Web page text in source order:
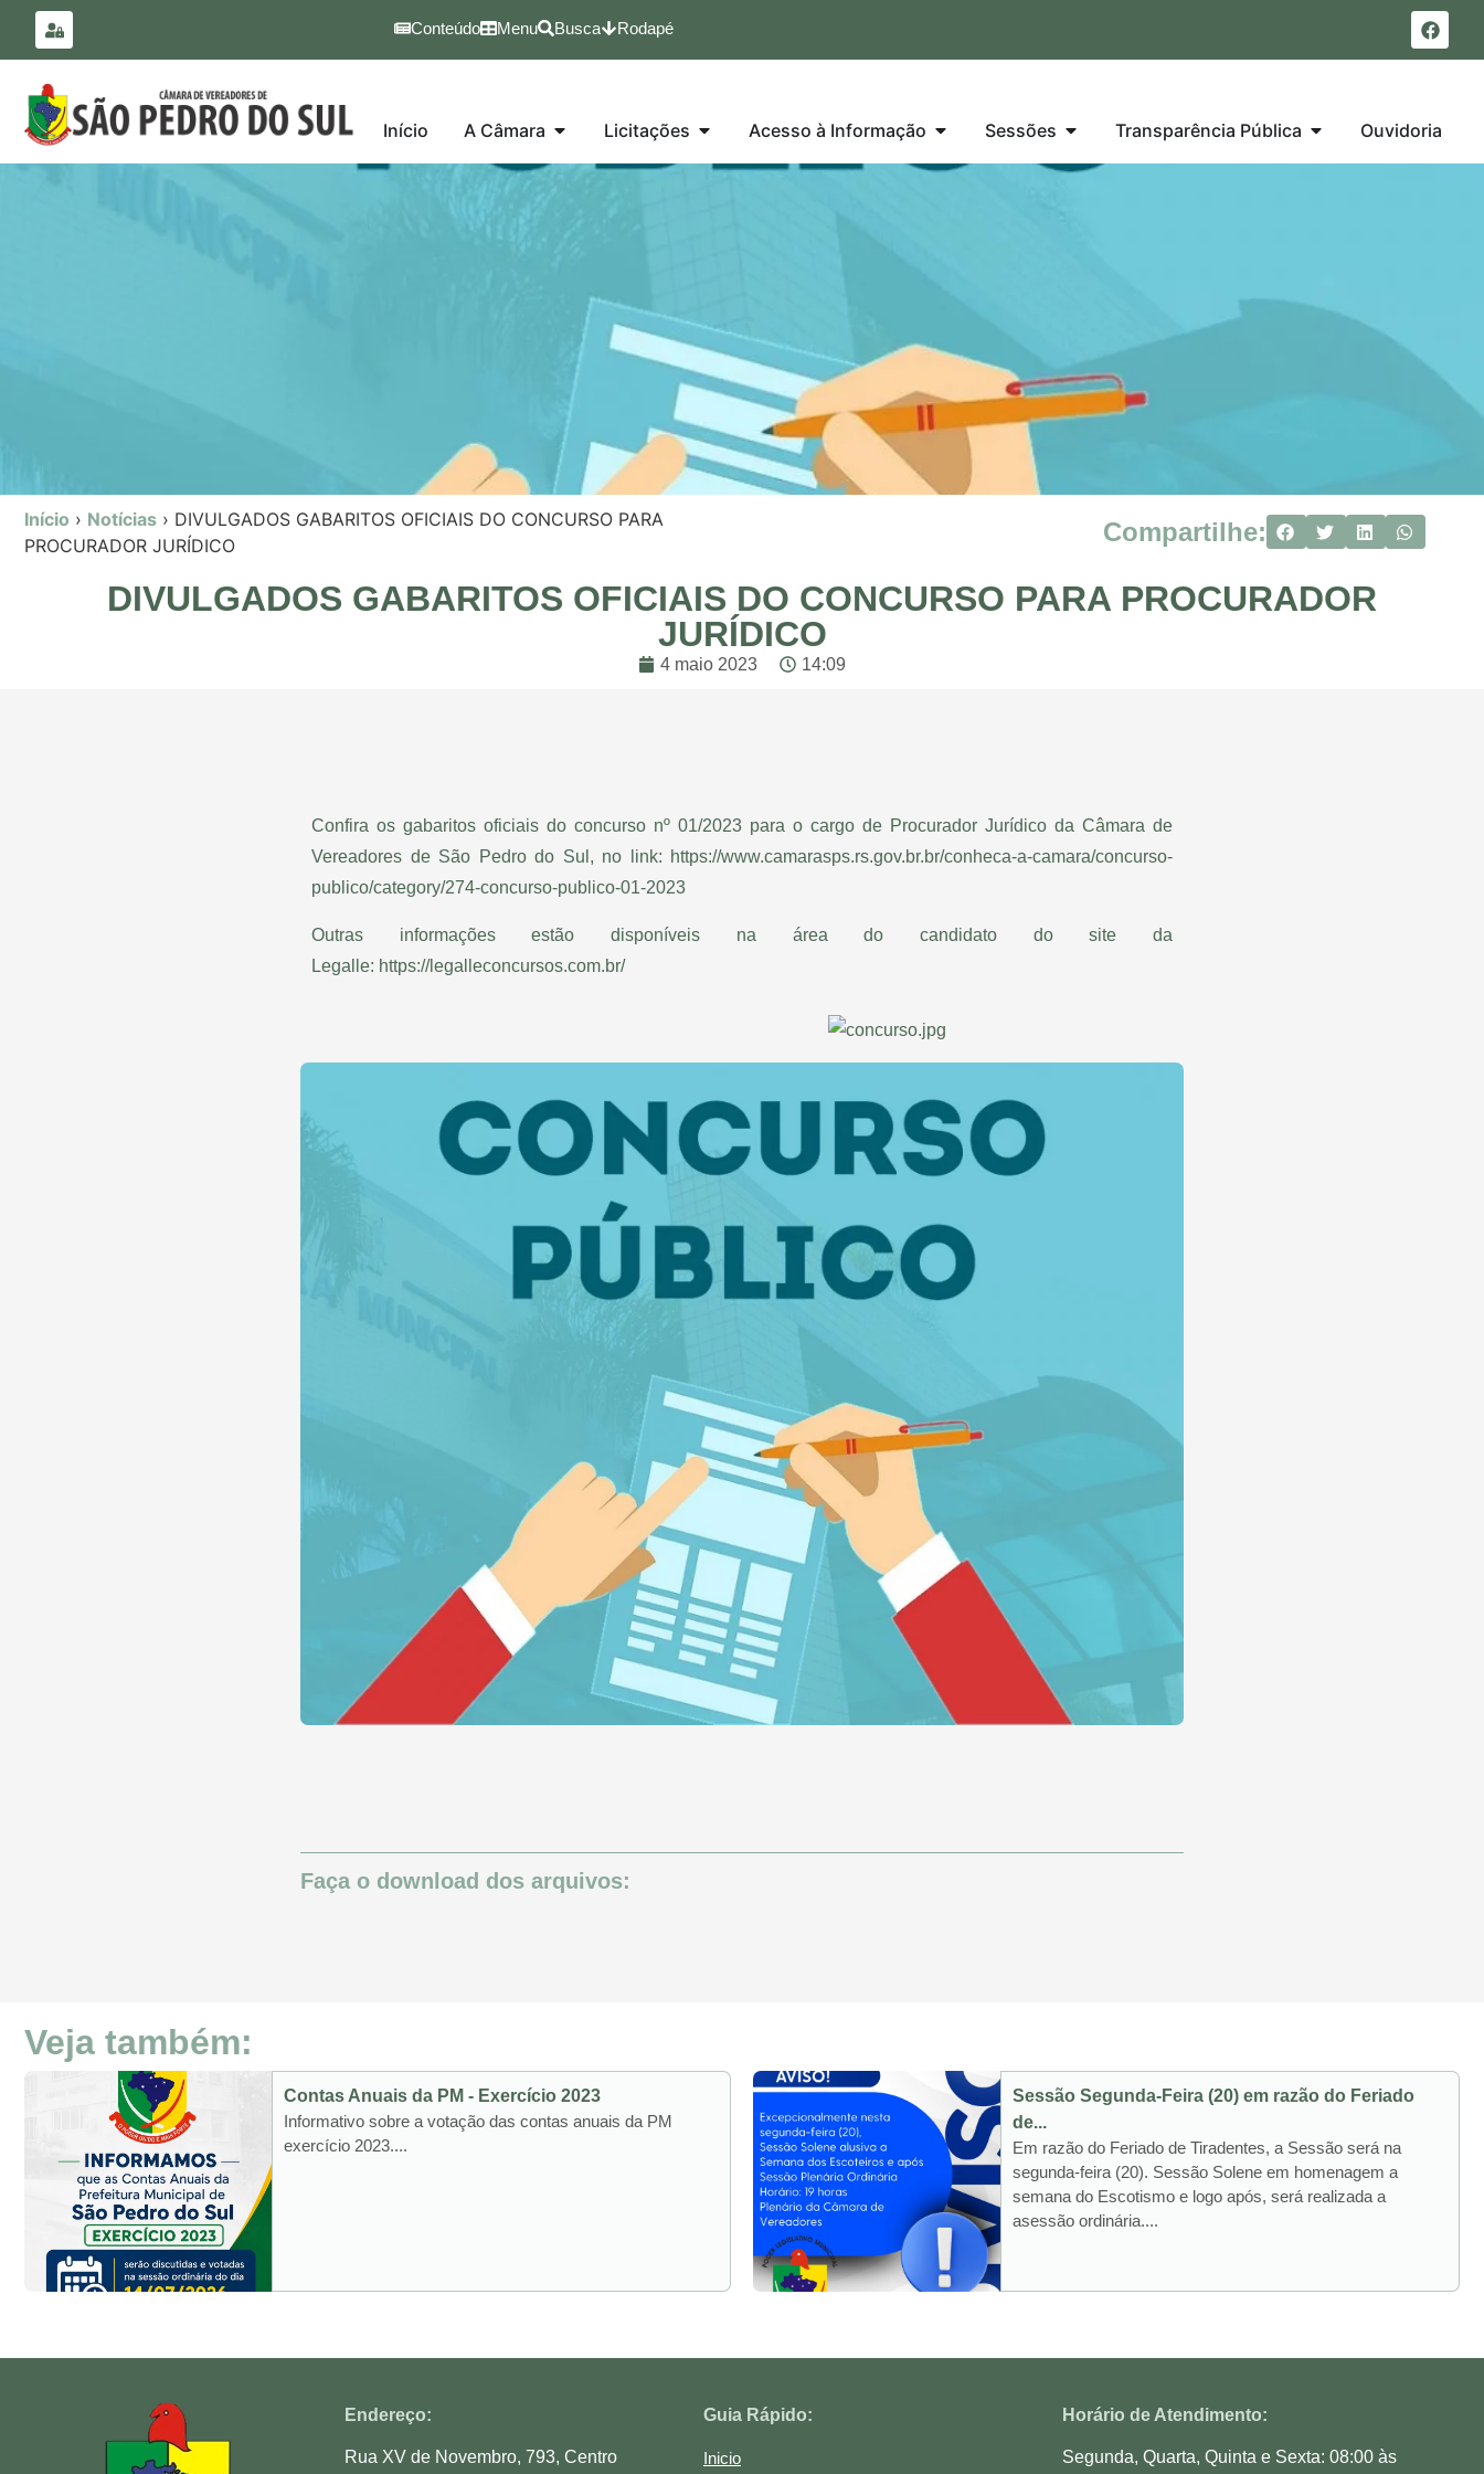
conteúdo
Conteúdo Menu Busca Rodapé
Início A Câmara Licitações Acesso à Informação Sessões Transparência Pública Ouvidoria
Início › Notícias › DIVULGADOS GABARITOS OFICIAIS DO CONCURSO PARA
PROCURADOR JURÍDICO
Compartilhe:
DIVULGADOS GABARITOS OFICIAIS DO CONCURSO PARA PROCURADOR
JURÍDICO
4 maio 2023 14:09
Confira os gabaritos oficiais do concurso nº 01/2023 para o cargo de Procurador Jurídico da Câmara de
Vereadores de São Pedro do Sul, no link: https://www.camarasps.rs.gov.br.br/conheca-a-camara/concurso-
publico/category/274-concurso-publico-01-2023
Outras informações estão disponíveis na área do candidato do site da
Legalle: https://legalleconcursos.com.br/
Faça o download dos arquivos:
Veja também:
Contas Anuais da PM - Exercício 2023
Informativo sobre a votação das contas anuais da PM
exercício 2023....
Sessão Segunda-Feira (20) em razão do Feriado
de...
Em razão do Feriado de Tiradentes, a Sessão será na
segunda-feira (20). Sessão Solene em homenagem a
semana do Escotismo e logo após, será realizada a
asessão ordinária....
Endereço:
Rua XV de Novembro, 793, Centro
Guia Rápido:
Inicio
Horário de Atendimento:
Segunda, Quarta, Quinta e Sexta: 08:00 às